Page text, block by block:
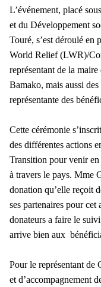
L’événement, placé
et du Développement
Touré, s’est déroulé en
World Relief (LWR)/
représentant de la
Bamako, mais aussi
représentante des
Cette cérémonie
des différentes actions
Transition pour venir
à travers le pays. Mme
donation qu’elle reçoit
ses partenaires pour
donateurs a faire le
arrive bien aux
Pour le représentant de
et d’accompagnement